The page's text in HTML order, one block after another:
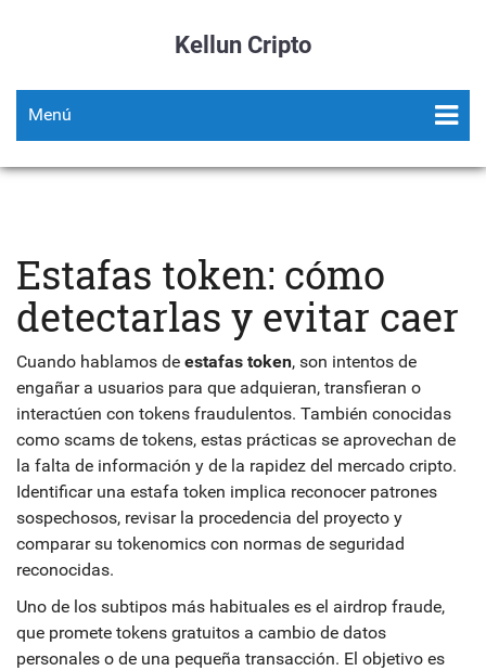
Kellun Cripto
Menú
Estafas token: cómo
detectarlas y evitar caer
Cuando hablamos de estafas token, son intentos de
engañar a usuarios para que adquieran, transfieran o
interactúen con tokens fraudulentos. También conocidas
como scams de tokens, estas prácticas se aprovechan de
la falta de información y de la rapidez del mercado cripto.
Identificar una estafa token implica reconocer patrones
sospechosos, revisar la procedencia del proyecto y
comparar su tokenomics con normas de seguridad
reconocidas.
Uno de los subtipos más habituales es el airdrop fraude,
que promete tokens gratuitos a cambio de datos
personales o de una pequeña transacción. El objetivo es